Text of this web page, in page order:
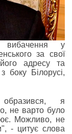
вибачення у
за свої
адресу та
боку Білорусі,
я
не варто було
Можливо, не
- цитує слова